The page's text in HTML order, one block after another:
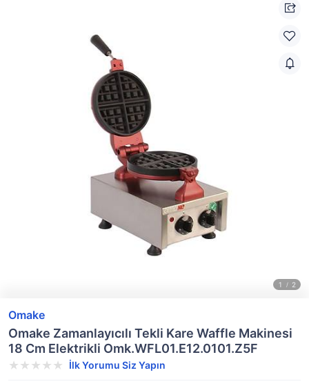
Omake
Omake Zamanlayıcılı Tekli Kare Waffle Makinesi
18 Cm Elektrikli Omk.WFL01.E12.0101.Z5F
İlk Yorumu Siz Yapın